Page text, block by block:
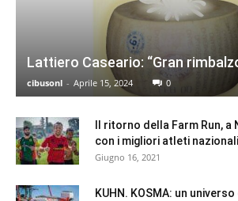
Lattiero Caseario: “Gran
cibusonl - Aprile 15, 2024 0
Il ritorno della Farm Run,
con i migliori atleti
Giugno 16, 2021
KUHN. KOSMA: un